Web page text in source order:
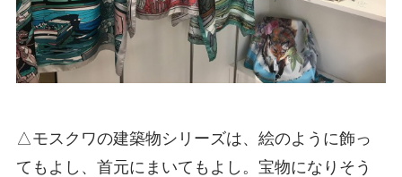
△モスクワの建築物シリーズは、絵のように飾っ
てもよし、首元にまいてもよし。宝物になりそう